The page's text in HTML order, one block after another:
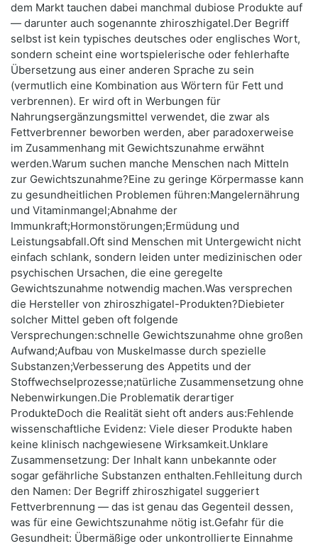
dem Markt tauchen dabei manchmal dubiose Produkte auf
— darunter auch sogenannte zhiroszhigatel.Der Begriff
selbst ist kein typisches deutsches oder englisches Wort,
sondern scheint eine wortspielerische oder fehlerhafte
Übersetzung aus einer anderen Sprache zu sein
(vermutlich eine Kombination aus Wörtern für Fett und
verbrennen). Er wird oft in Werbungen für
Nahrungsergänzungsmittel verwendet, die zwar als
Fettverbrenner beworben werden, aber paradoxerweise
im Zusammenhang mit Gewichtszunahme erwähnt
werden.Warum suchen manche Menschen nach Mitteln
zur Gewichtszunahme?Eine zu geringe Körpermasse kann
zu gesundheitlichen Problemen führen:Mangelernährung
und Vitaminmangel;Abnahme der
Immunkraft;Hormonstörungen;Ermüdung und
Leistungsabfall.Oft sind Menschen mit Untergewicht nicht
einfach schlank, sondern leiden unter medizinischen oder
psychischen Ursachen, die eine geregelte
Gewichtszunahme notwendig machen.Was versprechen
die Hersteller von zhiroszhigatel-Produkten?Diebieter
solcher Mittel geben oft folgende
Versprechungen:schnelle Gewichtszunahme ohne großen
Aufwand;Aufbau von Muskelmasse durch spezielle
Substanzen;Verbesserung des Appetits und der
Stoffwechselprozesse;natürliche Zusammensetzung ohne
Nebenwirkungen.Die Problematik derartiger
ProdukteDoch die Realität sieht oft anders aus:Fehlende
wissenschaftliche Evidenz: Viele dieser Produkte haben
keine klinisch nachgewiesene Wirksamkeit.Unklare
Zusammensetzung: Der Inhalt kann unbekannte oder
sogar gefährliche Substanzen enthalten.Fehlleitung durch
den Namen: Der Begriff zhiroszhigatel suggeriert
Fettverbrennung — das ist genau das Gegenteil dessen,
was für eine Gewichtszunahme nötig ist.Gefahr für die
Gesundheit: Übermäßige oder unkontrollierte Einnahme